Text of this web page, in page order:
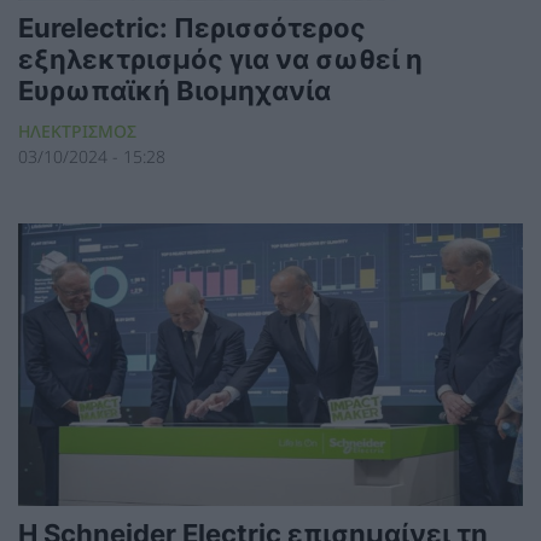
Eurelectric: Περισσότερος
εξηλεκτρισμός για να σωθεί η
Ευρωπαϊκή Βιομηχανία
ΗΛΕΚΤΡΙΣΜΟΣ
03/10/2024 - 15:28
Η Schneider Electric επισημαίνει τη